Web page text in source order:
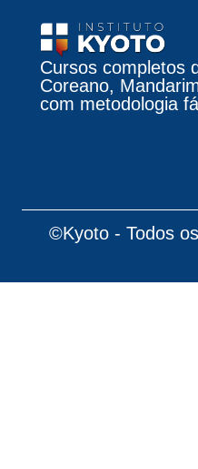
Cursos completos
Coreano,
com metodologia
©Kyoto - Todos